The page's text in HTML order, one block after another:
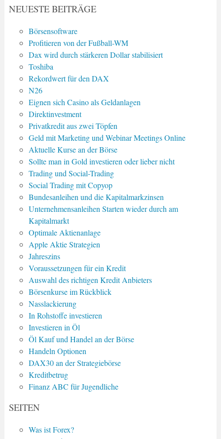
NEUESTE BEITRÄGE
Börsensoftware
Profitieren von der Fußball-WM
Dax wird durch stärkeren Dollar stabilisiert
Toshiba
Rekordwert für den DAX
N26
Eignen sich Casino als Geldanlagen
Direktinvestment
Privatkredit aus zwei Töpfen
Geld mit Marketing und Webinar Meetings Online
Aktuelle Kurse an der Börse
Sollte man in Gold investieren oder lieber nicht
Trading und Social-Trading
Social Trading mit Copyop
Bundesanleihen und die Kapitalmarkzinsen
Unternehmensanleihen Starten wieder durch am
Kapitalmarkt
Optimale Aktienanlage
Apple Aktie Strategien
Jahreszins
Voraussetzungen für ein Kredit
Auswahl des richtigen Kredit Anbieters
Börsenkurse im Rückblick
Nasslackierung
In Rohstoffe investieren
Investieren in Öl
Öl Kauf und Handel an der Börse
Handeln Optionen
DAX30 an der Strategiebörse
Kreditbetrug
Finanz ABC für Jugendliche
SEITEN
Was ist Forex?